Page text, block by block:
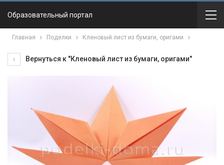
Образовательный портал
Главная Поделки Кленовый лист из бумаги, оригами
Вернуться к "Кленовый лист из бумаги, оригами"